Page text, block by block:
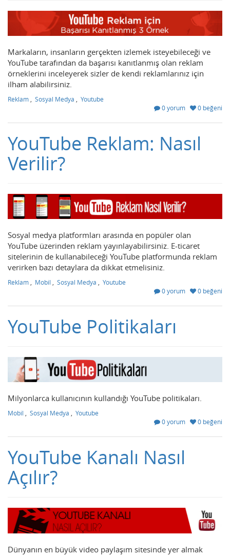
Markaların, insanların gerçekten izlemek isteyebileceği ve
YouTube tarafından da başarısı kanıtlanmış olan reklam
örneklerini inceleyerek sizler de kendi reklamlarınız için
ilham alabilirsiniz.
Reklam Sosyal Medya
Youtube
0 yorum
0 beğeni
YouTube Reklam: Nasıl
Verilir?
Sosyal medya platformları arasında en popüler olan
YouTube üzerinden reklam yayınlayabilirsiniz. E-ticaret
sitelerinin de kullanabileceği YouTube platformunda reklam
verirken bazı detaylara da dikkat etmelisiniz.
Reklam , Mobil , Sosyal Medya , Youtube
0 yorum
0 beğeni
YouTube Politikaları
Milyonlarca kullanıcının kullandığı YouTube politikaları.
Mobil , Sosyal Medya , Youtube
0 yorum
0 beğeni
YouTube Kanalı Nasıl
Açılır?
Dünyanın en büyük video paylaşım sitesinde yer almak